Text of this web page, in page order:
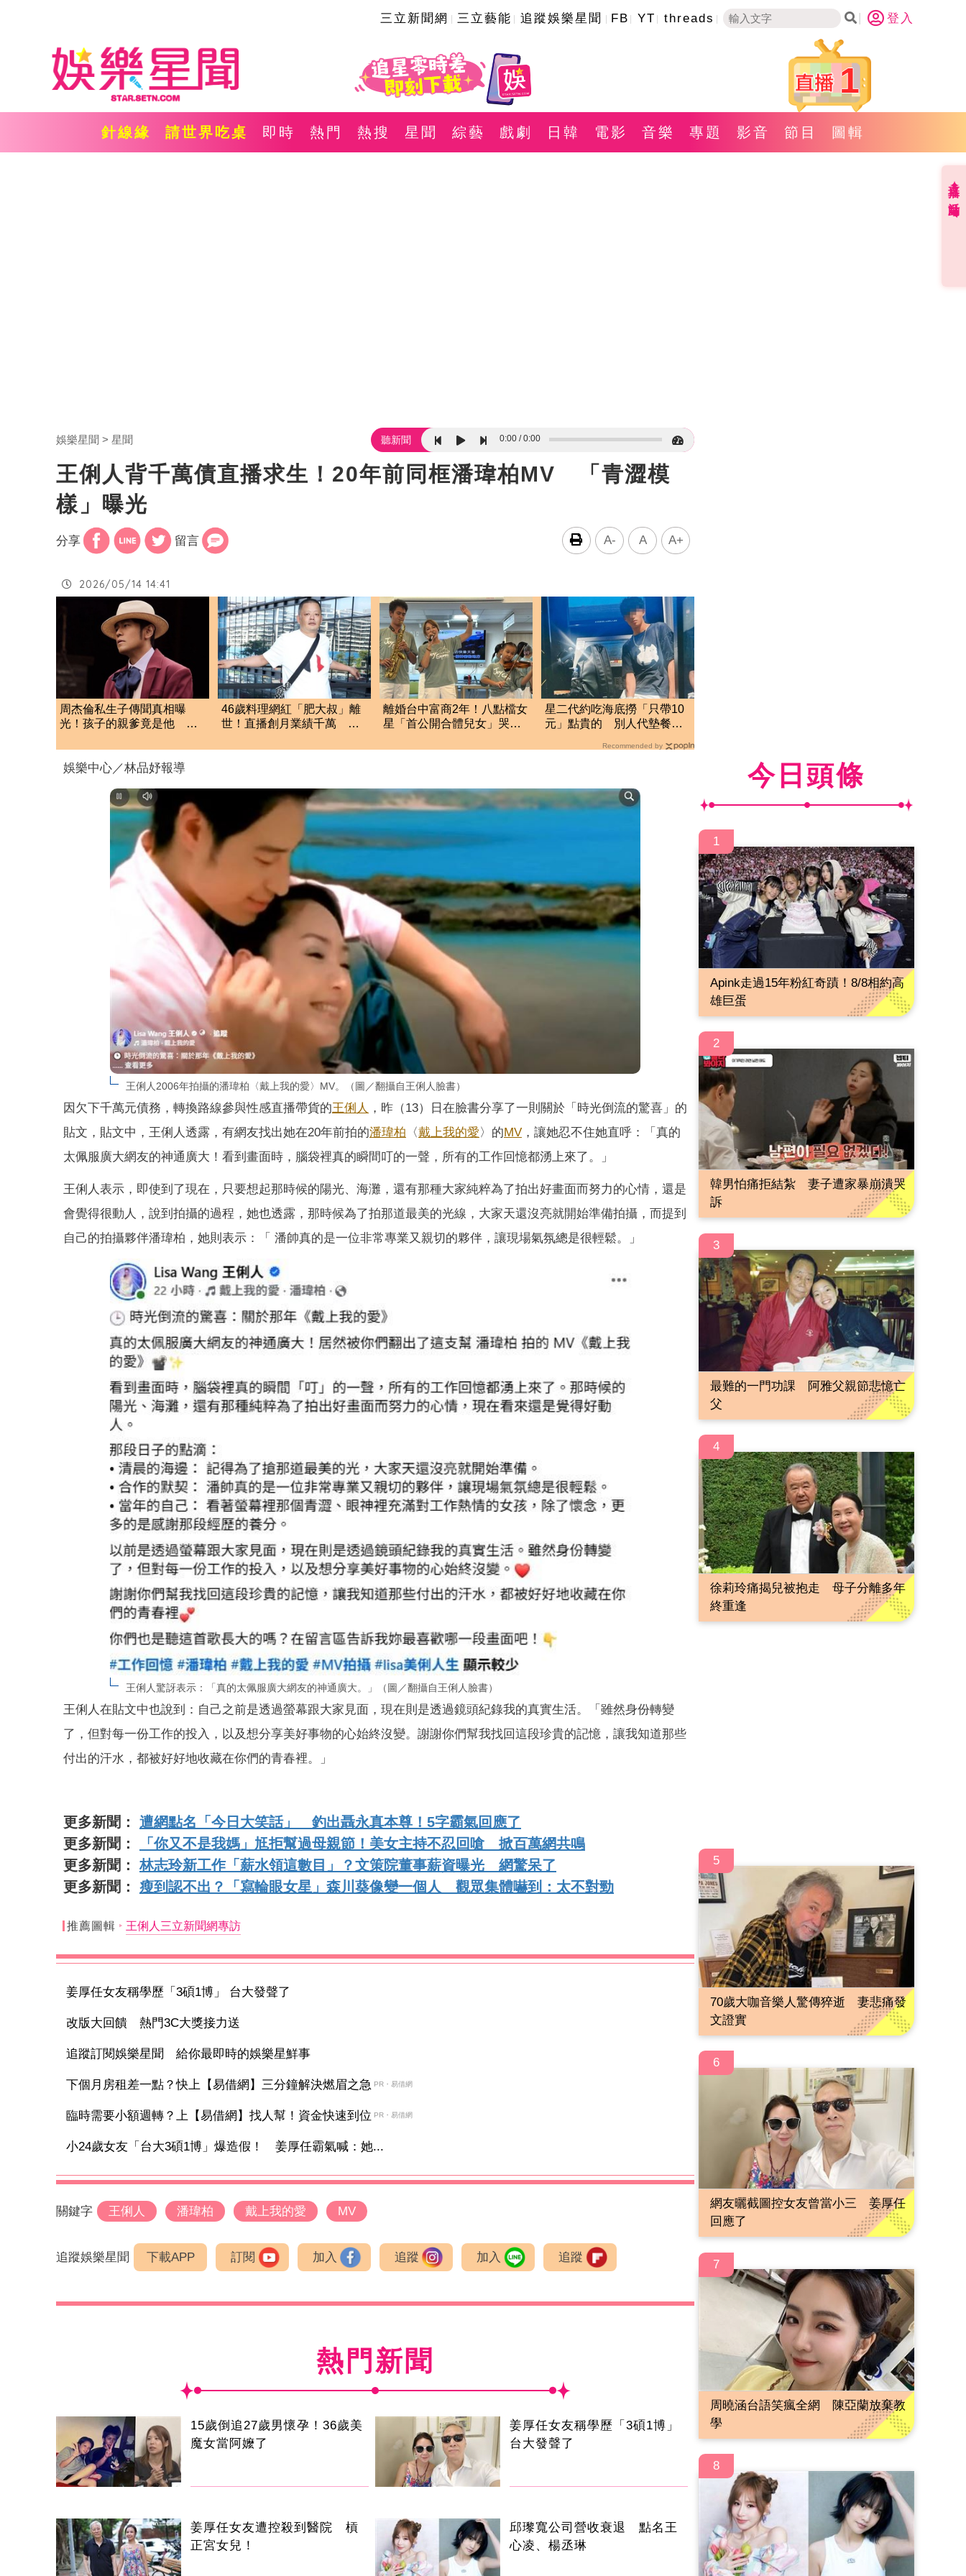
三立新聞網 三立藝能 追蹤娛樂星聞 FB YT threads 登入
1
針線緣 請世界吃桌 即時 熱門 熱搜 星聞 綜藝 戲劇 日韓 電影 音樂 專題 影音 節目 圖輯
娛樂星聞 星聞 聽新聞 0:00 0:00
王俐人背千萬債直播求生！20年前同框潘瑋柏MV 「青澀模
樣」曝光
分享 留言 A- A A+
2026/05/14 14:41
周杰倫私生子傳聞真相曝
光！孩子的親爹竟是他 劉
46歲料理網紅「肥大叔」離
世！直播創月業績千萬 生
離婚台中富商2年！八點檔女
星「首公開合體兒女」哭
星二代約吃海底撈「只帶10
元」點貴的 別人代墊餐費
Recommended by
娛樂中心／林品妤報導
王俐人2006年拍攝的潘瑋柏〈戴上我的愛〉MV。（圖／翻攝自王俐人臉書）
因欠下千萬元債務，轉換路線參與性感直播帶貨的王俐人 ，昨（13）日在臉書分享了一則關於「時光倒流的驚喜」的
貼文，貼文中，王俐人透露，有網友找出她在20年前拍的潘瑋柏 〈戴上我的愛〉的MV ，讓她忍不住她直呼：「真的
太佩服廣大網友的神通廣大！看到畫面時，腦袋裡真的瞬間叮的一聲，所有的工作回憶都湧上來了。」
王俐人表示，即使到了現在，只要想起那時候的陽光、海灘，還有那種大家純粹為了拍出好畫面而努力的心情，還是
會覺得很動人，說到拍攝的過程，她也透露，那時候為了拍那道最美的光線，大家天還沒亮就開始準備拍攝，而提到
自己的拍攝夥伴潘瑋柏，她則表示：「 潘帥真的是一位非常專業又親切的夥伴，讓現場氣氛總是很輕鬆。」
王俐人驚訝表示：「真的太佩服廣大網友的神通廣大。」（圖／翻攝自王俐人臉書）
王俐人在貼文中也說到：自己之前是透過螢幕跟大家見面，現在則是透過鏡頭紀錄我的真實生活。「雖然身份轉變
了，但對每一份工作的投入，以及想分享美好事物的心始終沒變。謝謝你們幫我找回這段珍貴的記憶，讓我知道那些
付出的汗水，都被好好地收藏在你們的青春裡。」
更多新聞： 遭網點名「今日大笑話」 釣出聶永真本尊！5字霸氣回應了
更多新聞：
「你又不是我媽」尪拒幫過母親節！美女主持不忍回嗆 掀百萬網共鳴
更多新聞：林志玲新工作「薪水領這數目」？文策院董事薪資曝光 網驚呆了
更多新聞： 瘦到認不出？「寫輪眼女星」森川葵像變一個人 觀眾集體嚇到：太不對勁
推薦圖輯 王俐人三立新聞網專訪
姜厚任女友稱學歷「3碩1博」 台大發聲了
改版大回饋 熱門3C大獎接力送
追蹤訂閱娛樂星聞 給你最即時的娛樂星鮮事
下個月房租差一點？快上【易借網】三分鐘解決燃眉之急 PR・易借網
臨時需要小額週轉？上【易借網】找人幫！資金快速到位 PR・易借網
小24歲女友「台大3碩1博」爆造假！ 姜厚任霸氣喊：她...
關鍵字 王俐人 潘瑋柏 戴上我的愛 MV
追蹤娛樂星聞 下載APP 訂閱 加入 追蹤 加入 追蹤
熱門新聞
15歲倒追27歲男懷孕！36歲美
魔女當阿嬤了
姜厚任女友稱學歷「3碩1博」
台大發聲了
姜厚任女友遭控殺到醫院 槓
正宮女兒！
邱瓈寬公司營收衰退 點名王
心凌、楊丞琳
今日頭條
1
Apink走過15年粉紅奇蹟！8/8相約高
雄巨蛋
2
韓男怕痛拒結紮 妻子遭家暴崩潰哭
訴
3
最難的一門功課 阿雅父親節悲憶亡
父
4
徐莉玲痛揭兒被抱走 母子分離多年
終重逢
5
70歲大咖音樂人驚傳猝逝 妻悲痛發
文證實
6
網友曬截圖控女友曾當小三 姜厚任
回應了
7
周曉涵台語笑瘋全網 陳亞蘭放棄教
學
8
直播✦活動